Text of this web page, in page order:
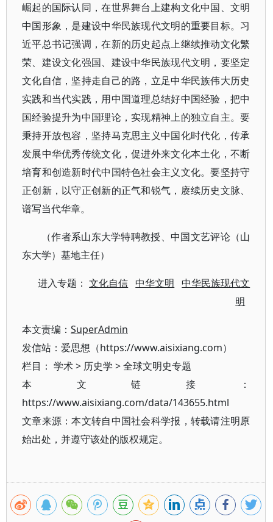
崛起的国际认同，在世界舞台上建构文化中国、文明
中国形象，是建设中华民族现代文明的重要目标。习
近平总书记强调，在新的历史起点上继续推动文化繁
荣、建设文化强国、建设中华民族现代文明，要坚定
文化自信，坚持走自己的路，立足中华民族伟大历史
实践和当代实践，用中国道理总结好中国经验，把中
国经验提升为中国理论，实现精神上的独立自主。要
秉持开放包容，坚持马克思主义中国化时代化，传承
发展中华优秀传统文化，促进外来文化本土化，不断
培育和创造新时代中国特色社会主义文化。要坚持守
正创新，以守正创新的正气和锐气，赓续历史文脉、
谱写当代华章。
（作者系山东大学特聘教授、中国文艺评论（山
东大学）基地主任）
进入专题：文化自信 中华文明
中华民族现代文
明
本文责编： SuperAdmin
发信站：爱思想（https://www.aisixiang.com）
栏目： 学术> 历史学 >全球文明史专题
本文链接：
https://www.aisixiang.com/data/143655.html
文章来源：本文转自中国社会科学报，转载请注明原
始出处，并遵守该处的版权规定。